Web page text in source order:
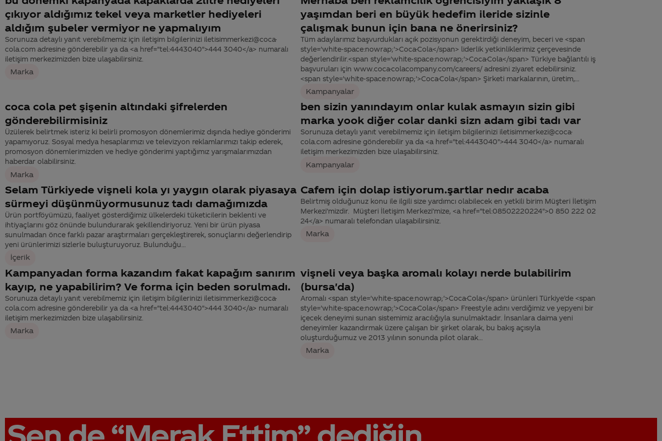
çıkıyor aldığımız tekel veya marketler hediyeleri
aldığım şubeler vermiyor ne yapmalıyım
Sorunuza detaylı yanıt verebilmemiz için iletişim bilgilerinizi iletisimmerkezi@coca-
cola.com adresine gönderebilir ya da <a href="tel:4443040">444 3040</a> numaralı
iletişim merkezimizden bize ulaşabilirsiniz.
Marka
yaşımdan beri en büyük hedefim ileride sizinle
çalışmak bunun için bana ne önerirsiniz?
Tüm adaylarımız başvurdukları açık pozisyonun gerektirdiği deneyim, beceri ve <span
style='white-space:nowrap;'>Coca-Cola</span> liderlik yetkinliklerimiz çerçevesinde
değerlendirilir.<span style='white-space:nowrap;'>Coca-Cola</span> Türkiye bağlantılı iş
başvuruları için www.coca-colacompany.com/careers/ adresini ziyaret edebilirsiniz.
<span style='white-space:nowrap;'>Coca-Cola</span> Şirketi markalarının, üretim,...
Kampanyalar
coca cola pet şişenin altındaki şifrelerden
gönderebilirmisiniz
Üzülerek belirtmek isteriz ki belirli promosyon dönemlerimiz dışında hediye gönderimi
yapamıyoruz. Sosyal medya hesaplarımızı ve televizyon reklamlarımızı takip ederek,
promosyon dönemlerimizden ve hediye gönderimi yaptığımız yarışmalarımızdan
haberdar olabilirsiniz.
Marka
ben sizin yanındayım onlar kulak asmayın sizin gibi
marka yook diğer colar danki sizn adam gibi tadı var
Sorunuza detaylı yanıt verebilmemiz için iletişim bilgilerinizi iletisimmerkezi@coca-
cola.com adresine gönderebilir ya da <a href="tel:4443040">444 3040</a> numaralı
iletişim merkezimizden bize ulaşabilirsiniz.
Kampanyalar
Selam Türkiyede vişneli kola yı yaygın olarak piyasaya
sürmeyi düşünmüyormusunuz tadı damağımızda
Ürün portföyümüzü, faaliyet gösterdiğimiz ülkelerdeki tüketicilerin beklenti ve
ihtiyaçlarını göz önünde bulundurarak şekillendiriyoruz. Yeni bir ürün piyasa
sunulmadan önce farklı pazar araştırmaları gerçekleştirerek, sonuçlarını değerlendirip
yeni ürünlerimizi sizlerle buluşturuyoruz. Bulunduğu...
İçerik
Cafem için dolap istiyorum.şartlar nedır acaba
Belirtmiş olduğunuz konu ile ilgili size yardımcı olabilecek en yetkili birim Müşteri İletişim
Merkezi’mizdir. Müşteri İletişim Merkezi’mize, <a href="tel:08502220224">0 850 222 02
24</a> numaralı telefondan ulaşabilirsiniz.
Marka
Kampanyadan forma kazandım fakat kapağım sanırım
kayıp, ne yapabilirim? Ve forma için beden sorulmadı.
Sorunuza detaylı yanıt verebilmemiz için iletişim bilgilerinizi iletisimmerkezi@coca-
cola.com adresine gönderebilir ya da <a href="tel:4443040">444 3040</a> numaralı
iletişim merkezimizden bize ulaşabilirsiniz.
Marka
vişneli veya başka aromalı kolayı nerde bulabilirim
(bursa'da)
Aromalı <span style='white-space:nowrap;'>Coca-Cola</span> ürünleri Türkiye’de <span
style='white-space:nowrap;'>Coca-Cola</span> Freestyle adını verdiğimiz ve yepyeni bir
içecek deneyimi sunan sistemimiz aracılığıyla sunulmaktadır. İnsanlara daima yeni
deneyimler kazandırmak üzere çalışan bir şirket olarak, bu bakış açısıyla
oluşturduğumuz ve 2013 yılının sonunda pilot olarak...
Marka
Sen de “Merak Ettim”dediğin